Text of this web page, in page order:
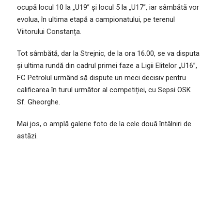
ocupă locul 10 la „U19” și locul 5 la „U17”, iar sâmbătă vor
evolua, în ultima etapă a campionatului, pe terenul
Viitorului Constanța.
Tot sâmbătă, dar la Strejnic, de la ora 16.00, se va disputa
și ultima rundă din cadrul primei faze a Ligii Elitelor „U16”,
FC Petrolul urmând să dispute un meci decisiv pentru
calificarea în turul următor al competiției, cu Sepsi OSK
Sf. Gheorghe.
Mai jos, o amplă galerie foto de la cele două întâlniri de
astăzi.